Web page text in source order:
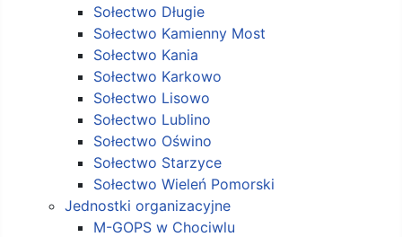
Sołectwo Długie
Sołectwo Kamienny Most
Sołectwo Kania
Sołectwo Karkowo
Sołectwo Lisowo
Sołectwo Lublino
Sołectwo Oświno
Sołectwo Starzyce
Sołectwo Wieleń Pomorski
Jednostki organizacyjne
M-GOPS w Chociwlu